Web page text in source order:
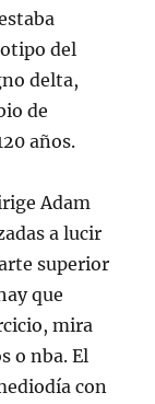
del
delta,
de
años.
Adam
a lucir
superior
que
mira
o nba. El
con